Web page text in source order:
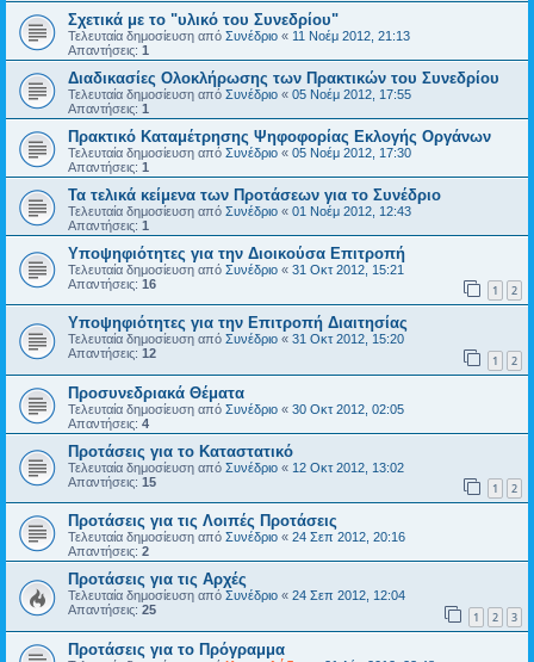
Σχετικά με το "υλικό του Συνεδρίου"
Τελευταία δημοσίευση από Συνέδριο « 11 Νοέμ 2012, 21:13
Απαντήσεις: 1
Διαδικασίες Ολοκλήρωσης των Πρακτικών του Συνεδρίου
Τελευταία δημοσίευση από Συνέδριο « 05 Νοέμ 2012, 17:55
Απαντήσεις: 1
Πρακτικό Καταμέτρησης Ψηφοφορίας Εκλογής Οργάνων
Τελευταία δημοσίευση από Συνέδριο « 05 Νοέμ 2012, 17:30
Απαντήσεις: 1
Τα τελικά κείμενα των Προτάσεων για το Συνέδριο
Τελευταία δημοσίευση από Συνέδριο « 01 Νοέμ 2012, 12:43
Απαντήσεις: 1
Υποψηφιότητες για την Διοικούσα Επιτροπή
Τελευταία δημοσίευση από Συνέδριο « 31 Οκτ 2012, 15:21
Απαντήσεις: 16 1 2
Υποψηφιότητες για την Επιτροπή Διαιτησίας
Τελευταία δημοσίευση από Συνέδριο « 31 Οκτ 2012, 15:20
Απαντήσεις: 12 1 2
Προσυνεδριακά Θέματα
Τελευταία δημοσίευση από Συνέδριο « 30 Οκτ 2012, 02:05
Απαντήσεις: 4
Προτάσεις για το Καταστατικό
Τελευταία δημοσίευση από Συνέδριο « 12 Οκτ 2012, 13:02
Απαντήσεις: 15 1 2
Προτάσεις για τις Λοιπές Προτάσεις
Τελευταία δημοσίευση από Συνέδριο « 24 Σεπ 2012, 20:16
Απαντήσεις: 2
Προτάσεις για τις Αρχές
Τελευταία δημοσίευση από Συνέδριο « 24 Σεπ 2012, 12:04
Απαντήσεις: 25 1 2 3
Προτάσεις για το Πρόγραμμα